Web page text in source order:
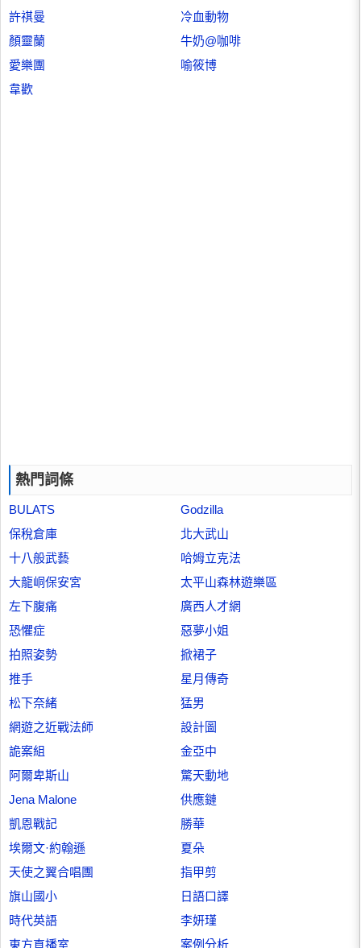
許祺曼
冷血動物
顏靈蘭
牛奶@咖啡
愛樂團
喻筱博
韋歡
熱門詞條
BULATS
Godzilla
保稅倉庫
北大武山
十八般武藝
哈姆立克法
大龍峒保安宮
太平山森林遊樂區
左下腹痛
廣西人才網
恐懼症
惡夢小姐
拍照姿勢
掀裙子
推手
星月傳奇
松下奈緒
猛男
網遊之近戰法師
設計圖
詭案組
金亞中
阿爾卑斯山
驚天動地
Jena Malone
供應鏈
凱恩戰記
勝華
埃爾文·約翰遜
夏朵
天使之翼合唱團
指甲剪
旗山國小
日語口譯
時代英語
李妍瑾
東方直播室
案例分析